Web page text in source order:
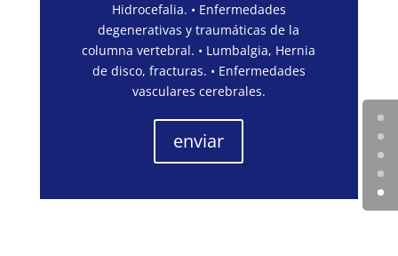
Hidrocefalia. • Enfermedades
degenerativas y traumáticas de la
columna vertebral. • Lumbalgia, Hernia
de disco, fracturas. • Enfermedades
vasculares cerebrales.
enviar